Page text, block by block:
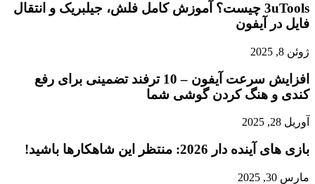
3uTools چیست؟ آموزش کامل فلش، جیلبریک و انتقال
فایل در آیفون
ژوئن 8, 2025
افزایش سرعت آیفون – 10 ترفند تضمینی برای رفع
کندی و هنگ کردن گوشی شما
آوریل 28, 2025
بازی‌ های آینده دار 2026: منتظر این شاهکارها باشید!
مارس 30, 2025